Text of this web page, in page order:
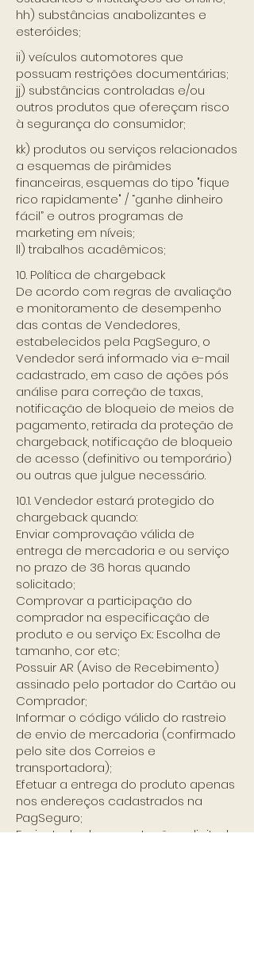
hh) substâncias anabolizantes e
esteróides;
ii) veículos automotores que
possuam restrições documentárias;
jj) substâncias controladas e/ou
outros produtos que ofereçam risco
à segurança do consumidor;
kk) produtos ou serviços relacionados
a esquemas de pirâmides
financeiras, esquemas do tipo "fique
rico rapidamente" / “ganhe dinheiro
fácil” e outros programas de
marketing em níveis;
ll) trabalhos acadêmicos;
10. Política de chargeback
De acordo com regras de avaliação
e monitoramento de desempenho
das contas de Vendedores,
estabelecidos pela PagSeguro, o
Vendedor será informado via e-mail
cadastrado, em caso de ações pós
análise para correção de taxas,
notificação de bloqueio de meios de
pagamento, retirada da proteção de
chargeback, notificação de bloqueio
de acesso (definitivo ou temporário)
ou outras que julgue necessário.
10.1. Vendedor estará protegido do
chargeback quando:
Enviar comprovação válida de
entrega de mercadoria e ou serviço
no prazo de 36 horas quando
solicitado;
Comprovar a participação do
comprador na especificação de
produto e ou serviço Ex.: Escolha de
tamanho, cor etc;
Possuir AR (Aviso de Recebimento)
assinado pelo portador do Cartão ou
Comprador;
Informar o código válido do rastreio
de envio de mercadoria (confirmado
pelo site dos Correios e
transportadora);
Efetuar a entrega do produto apenas
nos endereços cadastrados na
PagSeguro;
Enviar toda documentação solicitada